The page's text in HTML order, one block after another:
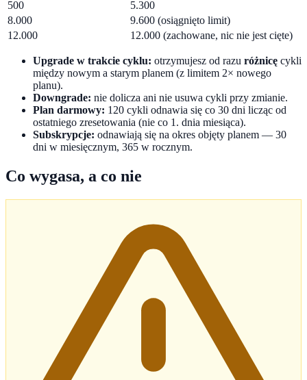
500
5.300
8.000
9.600 (osiągnięto limit)
12.000
12.000 (zachowane, nic nie jest cięte)
Upgrade w trakcie cyklu: otrzymujesz od razu różnicę cykli
między nowym a starym planem (z limitem 2× nowego
planu).
Downgrade: nie dolicza ani nie usuwa cykli przy zmianie.
Plan darmowy: 120 cykli odnawia się co 30 dni licząc od
ostatniego zresetowania (nie co 1. dnia miesiąca).
Subskrypcje: odnawiają się na okres objęty planem — 30
dni w miesięcznym, 365 w rocznym.
Co wygasa, a co nie